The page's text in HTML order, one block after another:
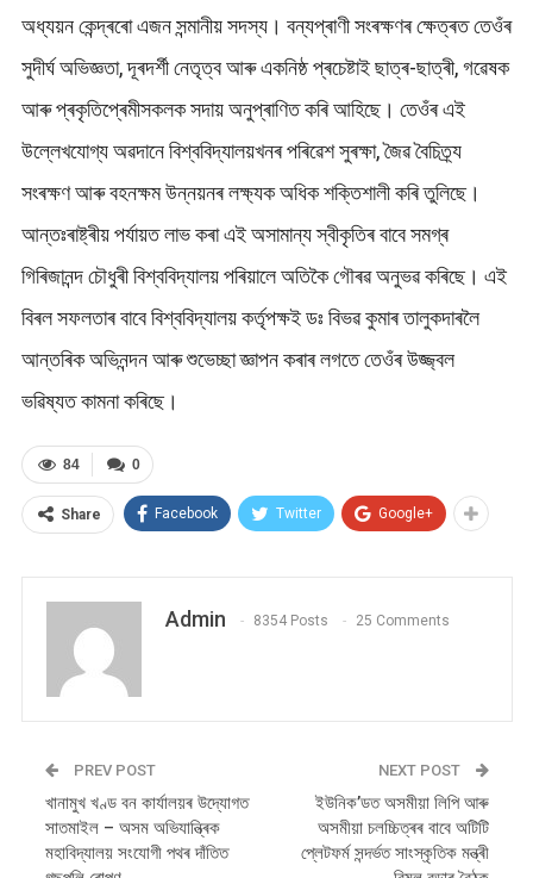
অধ্যয়ন কেন্দ্ৰৰো এজন সন্মানীয় সদস্য। বন্যপ্ৰাণী সংৰক্ষণৰ ক্ষেত্ৰত তেওঁৰ
সুদীৰ্ঘ অভিজ্ঞতা, দূৰদৰ্শী নেতৃত্ব আৰু একনিষ্ঠ প্ৰচেষ্টাই ছাত্ৰ-ছাত্ৰী, গৱেষক
আৰু প্ৰকৃতিপ্ৰেমীসকলক সদায় অনুপ্ৰাণিত কৰি আহিছে। তেওঁৰ এই
উল্লেখযোগ্য অৱদানে বিশ্ববিদ্যালয়খনৰ পৰিৱেশ সুৰক্ষা, জৈৱ বৈচিত্ৰ্য
সংৰক্ষণ আৰু বহনক্ষম উন্নয়নৰ লক্ষ্যক অধিক শক্তিশালী কৰি তুলিছে।
আন্তঃৰাষ্ট্ৰীয় পৰ্যায়ত লাভ কৰা এই অসামান্য স্বীকৃতিৰ বাবে সমগ্ৰ
গিৰিজানন্দ চৌধুৰী বিশ্ববিদ্যালয় পৰিয়ালে অতিকৈ গৌৰৱ অনুভৱ কৰিছে। এই
বিৰল সফলতাৰ বাবে বিশ্ববিদ্যালয় কৰ্তৃপক্ষই ডঃ বিভৱ কুমাৰ তালুকদাৰলৈ
আন্তৰিক অভিনন্দন আৰু শুভেচ্ছা জ্ঞাপন কৰাৰ লগতে তেওঁৰ উজ্জ্বল
ভৱিষ্যত কামনা কৰিছে।
0
84
Share Facebook Twitter Google+
Admin 8354 Posts 25 Comments
PREV POST
খানামুখ খণ্ড বন কাৰ্যালয়ৰ উদ্যোগত
সাতমাইল – অসম অভিযান্ত্ৰিক
মহাবিদ্যালয় সংযোগী পথৰ দাঁতিত
NEXT POST
ইউনিক’ডত অসমীয়া লিপি আৰু
অসমীয়া চলচ্চিত্ৰৰ বাবে অটিটি
প্লেটফৰ্ম সন্দৰ্ভত সাংস্কৃতিক মন্ত্ৰী